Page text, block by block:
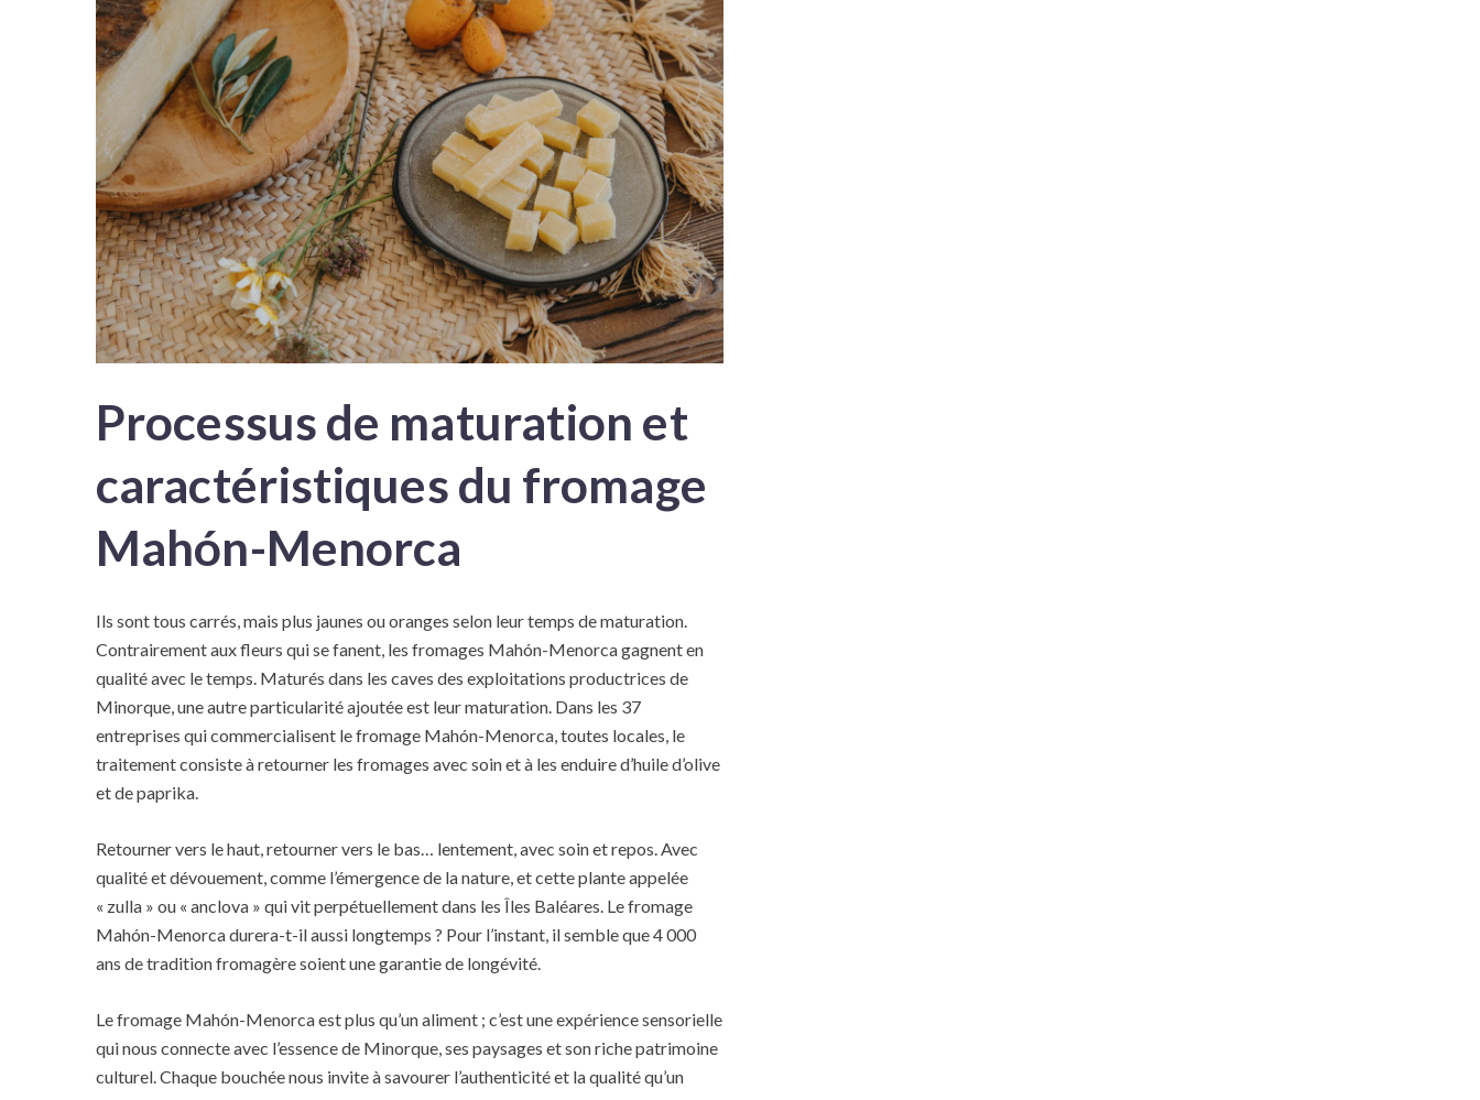
Processus de maturation et
caractéristiques du fromage
Mahón-Menorca
Ils sont tous carrés, mais plus jaunes ou oranges selon leur temps de maturation.
Contrairement aux fleurs qui se fanent, les fromages Mahón-Menorca gagnent en
qualité avec le temps. Maturés dans les caves des exploitations productrices de
Minorque, une autre particularité ajoutée est leur maturation. Dans les 37
entreprises qui commercialisent le fromage Mahón-Menorca, toutes locales, le
traitement consiste à retourner les fromages avec soin et à les enduire d’huile d’olive
et de paprika.
Retourner vers le haut, retourner vers le bas… lentement, avec soin et repos. Avec
qualité et dévouement, comme l’émergence de la nature, et cette plante appelée
« zulla » ou « anclova » qui vit perpétuellement dans les Îles Baléares. Le fromage
Mahón-Menorca durera-t-il aussi longtemps ? Pour l’instant, il semble que 4 000
ans de tradition fromagère soient une garantie de longévité.
Le fromage Mahón-Menorca est plus qu’un aliment ; c’est une expérience sensorielle
qui nous connecte avec l’essence de Minorque, ses paysages et son riche patrimoine
culturel. Chaque bouchée nous invite à savourer l’authenticité et la qualité qu’un